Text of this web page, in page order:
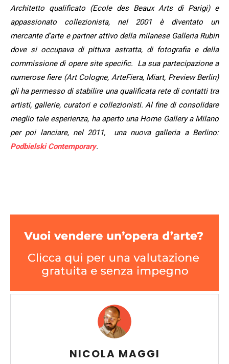
Architetto qualificato (Ecole des Beaux Arts di Parigi) e
appassionato collezionista, nel 2001 è diventato un
mercante d’arte e partner attivo della milanese Galleria Rubin
dove si occupava di pittura astratta, di fotografia e della
commissione di opere site specific. La sua partecipazione a
numerose fiere (Art Cologne, ArteFiera, Miart, Preview Berlin)
gli ha permesso di stabilire una qualificata rete di contatti tra
artisti, gallerie, curatori e collezionisti. Al fine di consolidare
meglio tale esperienza, ha aperto una Home Gallery a Milano
per poi lanciare, nel 2011, una nuova galleria a Berlino:
Podbielski Contemporary.
NICOLA MAGGI